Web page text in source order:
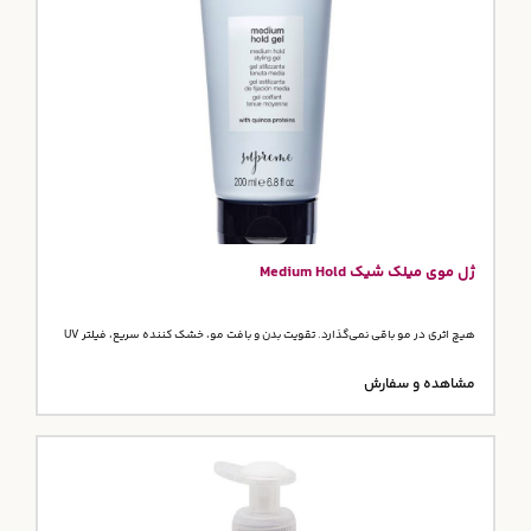
ژل موی میلک شیک Medium Hold
هیچ اثری در مو باقی نمی‌گذارد. تقویت بدن و بافت مو، خشک کننده سریع، فیلتر UV
مشاهده و سفارش